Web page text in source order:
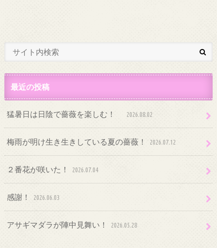
最近の投稿
猛暑日は日陰で薔薇を楽しむ！ 2026.08.02
梅雨が明け生き生きしている夏の薔薇！ 2026.07.12
２番花が咲いた！ 2026.07.04
感謝！ 2026.06.03
アサギマダラが陣中見舞い！ 2026.05.28